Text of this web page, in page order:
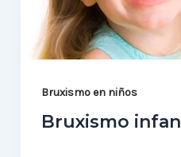
Bruxismo en niños
Bruxismo